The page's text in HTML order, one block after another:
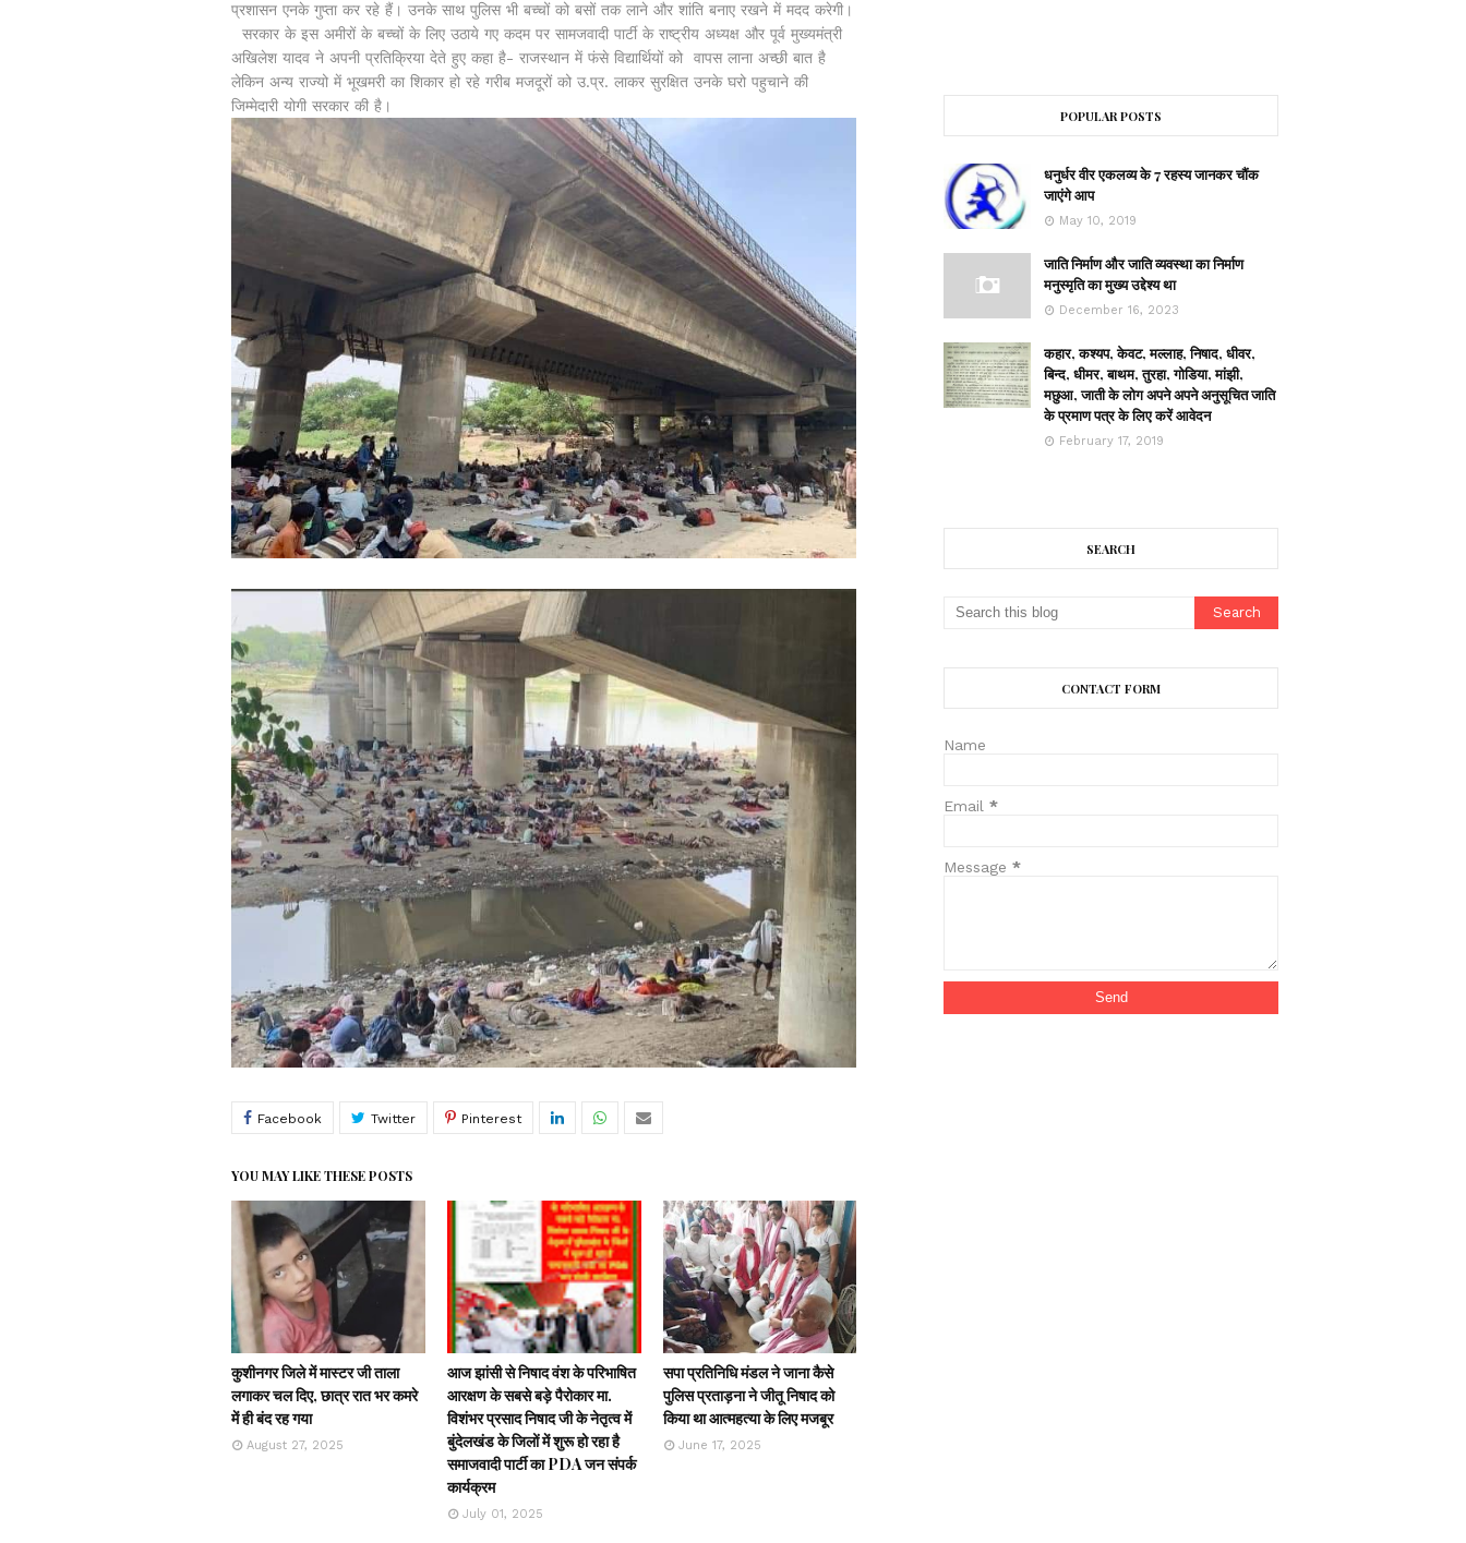
प्रशासन एनके गुप्ता कर रहे हैं। उनके साथ पुलिस भी बच्चों को बसों तक लाने और शांति बनाए रखने में मदद करेगी।
सरकार के इस अमीरों के बच्चों के लिए उठाये गए कदम पर सामजवादी पार्टी के राष्ट्रीय अध्यक्ष और पूर्व मुख्यमंत्री
अखिलेश यादव ने अपनी प्रतिक्रिया देते हुए कहा है- राजस्थान में फंसे विद्यार्थियों को वापस लाना अच्छी बात है
लेकिन अन्य राज्यो में भूखमरी का शिकार हो रहे गरीब मजदूरों को उ.प्र. लाकर सुरक्षित उनके घरो पहुचाने की
जिम्मेदारी योगी सरकार की है।
YOU MAY LIKE THESE POSTS
कुशीनगर जिले में मास्टर जी ताला
लगाकर चल दिए, छात्र रात भर कमरे
में ही बंद रह गया
August 27, 2025
आज झांसी से निषाद वंश के परिभाषित
आरक्षण के सबसे बड़े पैरोकार मा.
विशंभर प्रसाद निषाद जी के नेतृत्व में
बुंदेलखंड के जिलों में शुरू हो रहा है
समाजवादी पार्टी का PDA जन संपर्क
कार्यक्रम
July 01, 2025
सपा प्रतिनिधि मंडल ने जाना कैसे
पुलिस प्रताड़ना ने जीतू निषाद को
किया था आत्महत्या के लिए मजबूर
June 17, 2025
POPULAR POSTS
धनुर्धर वीर एकलव्य के 7 रहस्य जानकर चौंक
जाएंगे आप
May 10, 2019
जाति निर्माण और जाति व्यवस्था का निर्माण
मनुस्मृति का मुख्य उद्देश्य था
December 16, 2023
कहार, कश्यप, केवट, मल्लाह, निषाद, धीवर,
बिन्द, धीमर, बाथम, तुरहा, गोडिया, मांझी,
मछुआ, जाती के लोग अपने अपने अनुसूचित जाति
के प्रमाण पत्र के लिए करें आवेदन
February 17, 2019
SEARCH
CONTACT FORM
Name
Email*
Message*